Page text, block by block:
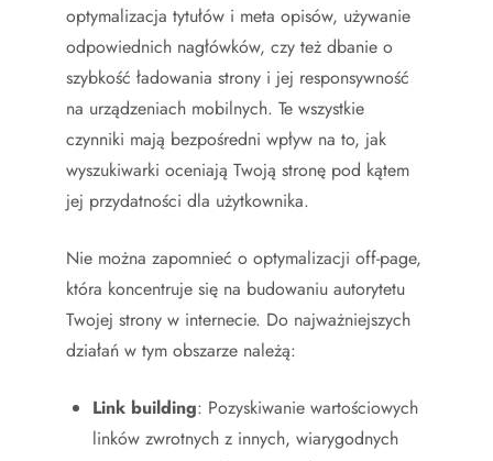
optymalizacja tytułów i meta opisów, używanie
odpowiednich nagłówków, czy też dbanie o
szybkość ładowania strony i jej responsywność
na urządzeniach mobilnych. Te wszystkie
czynniki mają bezpośredni wpływ na to, jak
wyszukiwarki oceniają Twoją stronę pod kątem
jej przydatności dla użytkownika.
Nie można zapomnieć o optymalizacji off-page,
która koncentruje się na budowaniu autorytetu
Twojej strony w internecie. Do najważniejszych
działań w tym obszarze należą:
Link building: Pozyskiwanie wartościowych
linków zwrotnych z innych, wiarygodnych